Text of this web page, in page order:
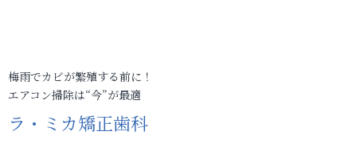
梅雨でカビが繁殖する前に！
エアコン掃除は“今”が最適
ラ・ミカ矯正歯科